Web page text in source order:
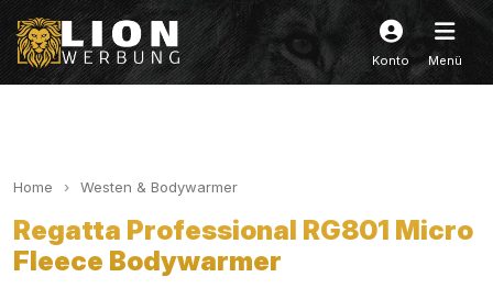
Konto Menü
Home Westen & Bodywarmer
Regatta Professional RG801 Micro
Fleece Bodywarmer